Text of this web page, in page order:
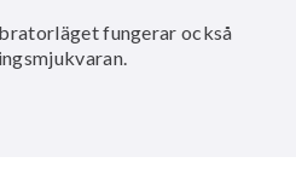
fungerar också